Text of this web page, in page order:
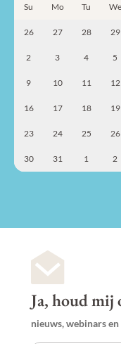
Su Mo Tu We
26 27 28 29
2 3 4 5
9 10 11 12
16 17 18 19
23 24 25 26
30 31 1 2
Ja, houd mij
nieuws, webinars